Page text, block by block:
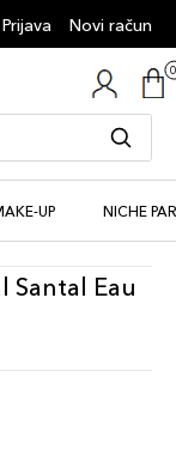
Prijava Novi račun
UP NICHE
Santal Eau